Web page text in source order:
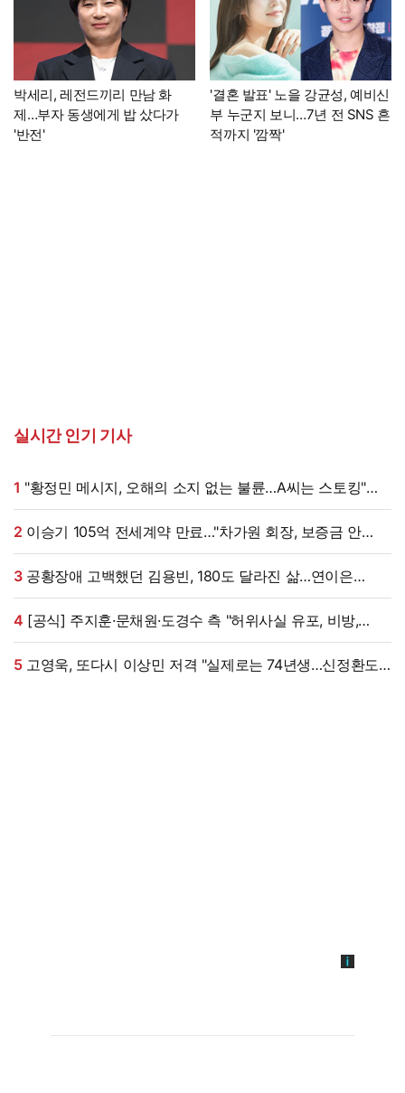
박세리, 레전드끼리 만남 화
제…부자 동생에게 밥 샀다가
'반전'
'결혼 발표' 노을 강균성, 예비신
부 누군지 보니…7년 전 SNS 흔
적까지 '깜짝'
실시간 인기 기사
1
현직 변호사 해석 [엑's 이슈]
2
주면 법적 조치"
3공황장애 고백했던 김용빈, 180도 달라진 삶…연이은
겹경사
4
성희롱 강경 대응"
5고영욱, 또다시 이상민 저격 "실제로는 74년생…신정환도